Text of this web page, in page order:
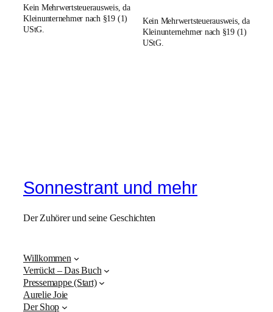
Kein Mehrwertsteuerausweis, da
Kleinunternehmer nach §19 (1)
UStG.
Kein Mehrwertsteuerausweis, da
Kleinunternehmer nach §19 (1)
UStG.
Sonnestrant und mehr
Der Zuhörer und seine Geschichten
Willkommen
Verrückt – Das Buch
Pressemappe (Start)
Aurelie Joie
Der Shop